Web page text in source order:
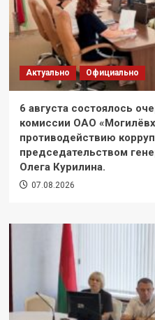
Актуально Официально
6 августа состоялось
комиссии ОАО
противодействию
председательством
Олега Курилина.
07.08.2026